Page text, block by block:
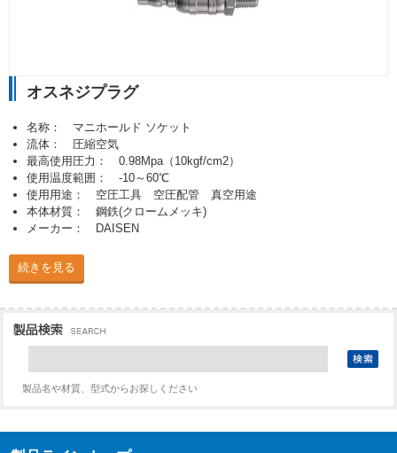
オスネジプラグ
名称： マニホールド ソケット
流体： 圧縮空気
最高使用圧力： 0.98Mpa（10kgf/cm2）
使用温度範囲： -10～60℃
使用用途： 空圧工具 空圧配管 真空用途
本体材質： 鋼鉄(クロームメッキ)
メーカー： DAISEN
続きを見る
製品名や材質、型式からお探しください